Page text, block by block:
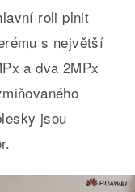
roli plnit
s největší
a dva 2MPx
jsou